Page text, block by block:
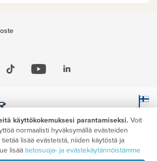
käyttökokemuksesi parantamiseksi. Voit
normaalisti hyväksymällä evästeiden
lisää evästeistä, niiden käytöstä ja
lisää tietosuoja- ja evästekäytännöistämme